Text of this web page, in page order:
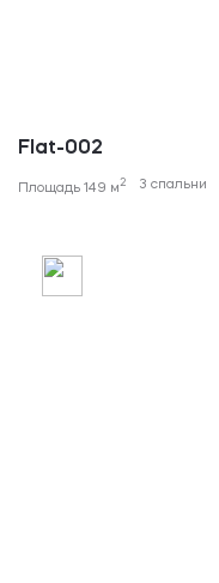
Flat-002
Площадь 149 м2 3 спальни